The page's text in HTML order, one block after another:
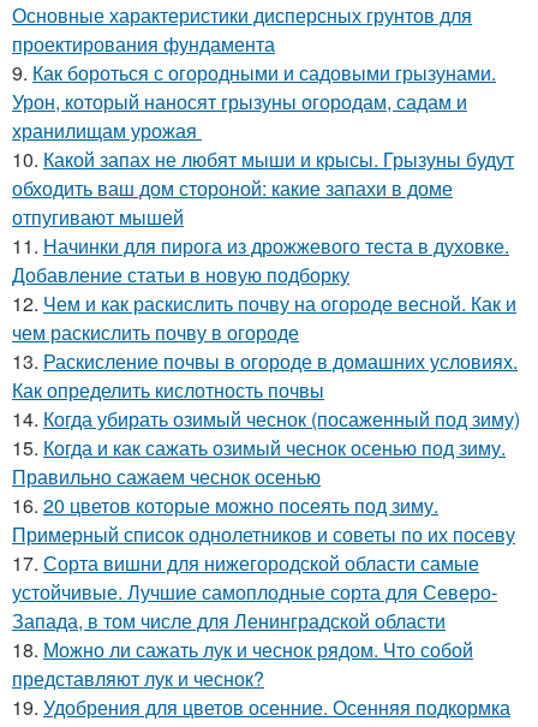
Основные характеристики дисперсных грунтов для
проектирования фундамента
9. Как бороться с огородными и садовыми грызунами.
Урон, который наносят грызуны огородам, садам и
хранилищам урожая
10. Какой запах не любят мыши и крысы. Грызуны будут
обходить ваш дом стороной: какие запахи в доме
отпугивают мышей
11. Начинки для пирога из дрожжевого теста в духовке.
Добавление статьи в новую подборку
12. Чем и как раскислить почву на огороде весной. Как и
чем раскислить почву в огороде
13. Раскисление почвы в огороде в домашних условиях.
Как определить кислотность почвы
14. Когда убирать озимый чеснок (посаженный под зиму)
15. Когда и как сажать озимый чеснок осенью под зиму.
Правильно сажаем чеснок осенью
16. 20 цветов которые можно посеять под зиму.
Примерный список однолетников и советы по их посеву
17. Сорта вишни для нижегородской области самые
устойчивые. Лучшие самоплодные сорта для Северо-
Запада, в том числе для Ленинградской области
18. Можно ли сажать лук и чеснок рядом. Что собой
представляют лук и чеснок?
19. Удобрения для цветов осенние. Осенняя подкормка